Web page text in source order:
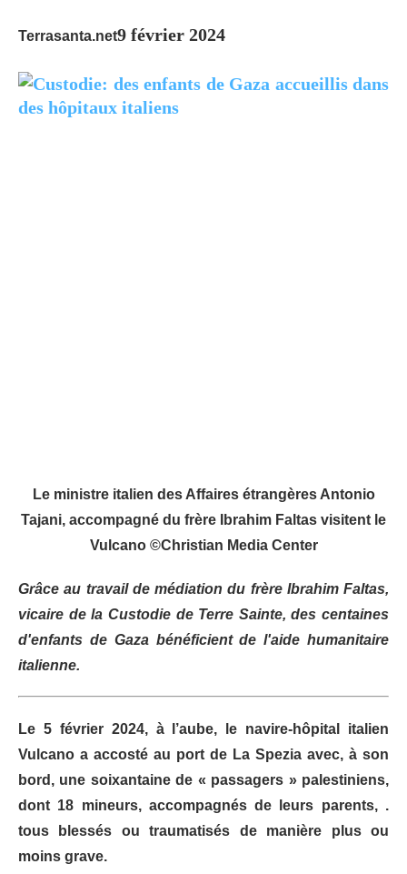
Terrasanta.net9 février 2024
Le ministre italien des Affaires étrangères Antonio
Tajani, accompagné du frère Ibrahim Faltas visitent le
Vulcano ©Christian Media Center
Grâce au travail de médiation du frère Ibrahim Faltas,
vicaire de la Custodie de Terre Sainte, des centaines
d'enfants de Gaza bénéficient de l'aide humanitaire
italienne.
Le 5 février 2024, à l’aube, le navire-hôpital italien
Vulcano a accosté au port de La Spezia avec, à son
bord, une soixantaine de « passagers » palestiniens,
dont 18 mineurs, accompagnés de leurs parents, .
tous blessés ou traumatisés de manière plus ou
moins grave.